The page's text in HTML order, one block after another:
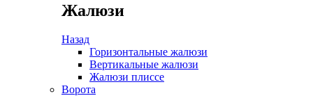
Жалюзи
Назад
Горизонтальные жалюзи
Вертикальные жалюзи
Жалюзи плиссе
Ворота